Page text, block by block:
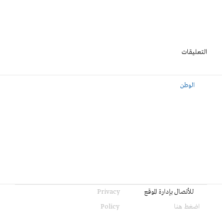
التعليقات
الوطن
للأتصال بإدارة الموقع
اضغط هنا
Privacy
Policy